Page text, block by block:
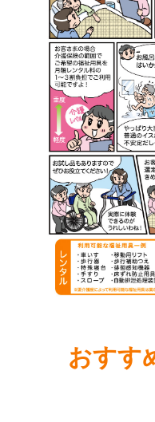
おすす